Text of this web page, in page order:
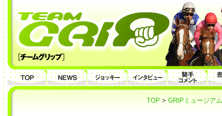
TOP > GRIPミュージアム